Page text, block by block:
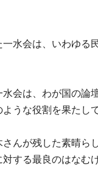
水会は、いわゆる
会は、わが国の論
うな役割を果たし
んが残した素晴ら
する最良のはなむ